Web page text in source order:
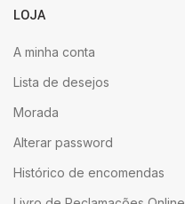
LOJA
A minha conta
Lista de desejos
Morada
Alterar password
Histórico de encomendas